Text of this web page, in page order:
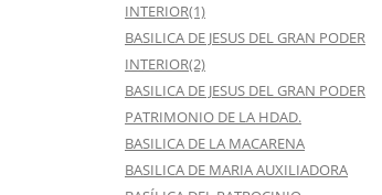
INTERIOR(1)
BASILICA DE JESUS DEL GRAN PODER
INTERIOR(2)
BASILICA DE JESUS DEL GRAN PODER
PATRIMONIO DE LA HDAD.
BASILICA DE LA MACARENA
BASILICA DE MARIA AUXILIADORA